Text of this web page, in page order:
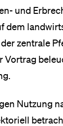
und
dem
zentrale
Nutzung